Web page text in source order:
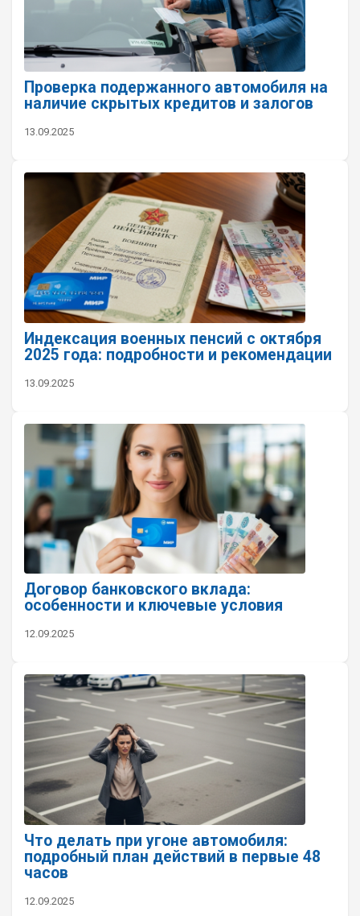
Проверка подержанного автомобиля на
наличие скрытых кредитов и залогов
13.09.2025
Индексация военных пенсий с октября
2025 года: подробности и рекомендации
13.09.2025
Договор банковского вклада:
особенности и ключевые условия
12.09.2025
Что делать при угоне автомобиля:
подробный план действий в первые 48
часов
12.09.2025